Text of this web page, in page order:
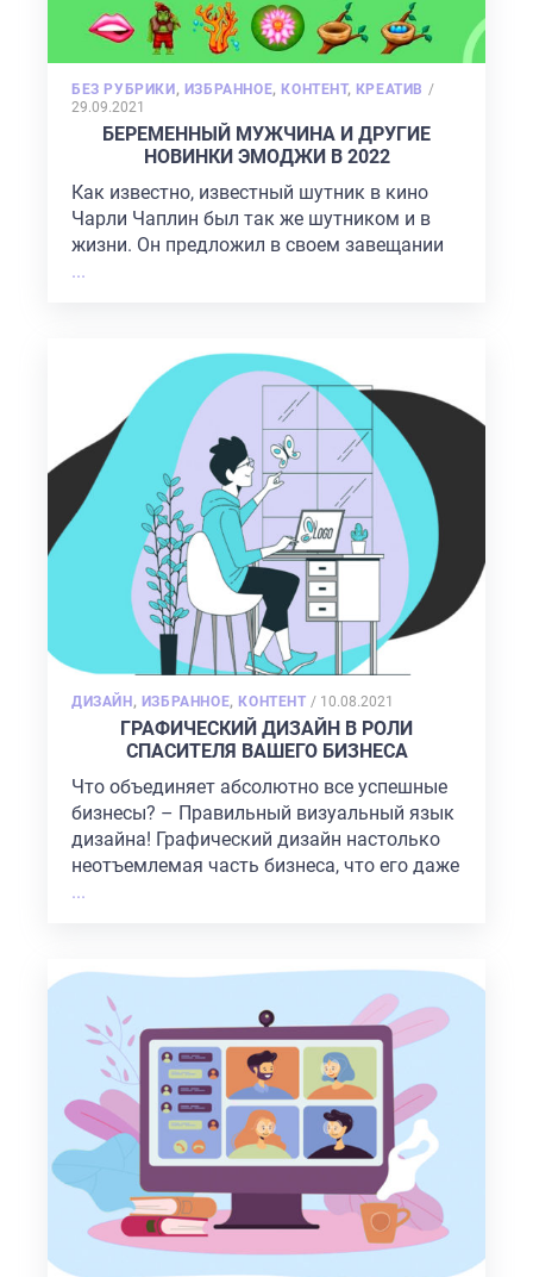
БЕЗ РУБРИКИ, ИЗБРАННОЕ, КОНТЕНТ, КРЕАТИВ /POSTED
29.09.2021
БЕРЕМЕННЫЙ МУЖЧИНА И ДРУГИЕ
НОВИНКИ ЭМОДЖИ В 2022
Как известно, известный шутник в кино
Чарли Чаплин был так же шутником и в
жизни. Он предложил в своем завещании
...
ДИЗАЙН, ИЗБРАННОЕ, КОНТЕНТ / POSTED
ON
10.08.2021
ГРАФИЧЕСКИЙ ДИЗАЙН В РОЛИ
СПАСИТЕЛЯ ВАШЕГО БИЗНЕСА
Что объединяет абсолютно все успешные
бизнесы? – Правильный визуальный язык
дизайна! Графический дизайн настолько
неотъемлемая часть бизнеса, что его даже
...
ГЛАВНАЯ
О НАС
УСЛУГИ
ПОРТФОЛИО
БРИФЫ
КОНТАКТЫ